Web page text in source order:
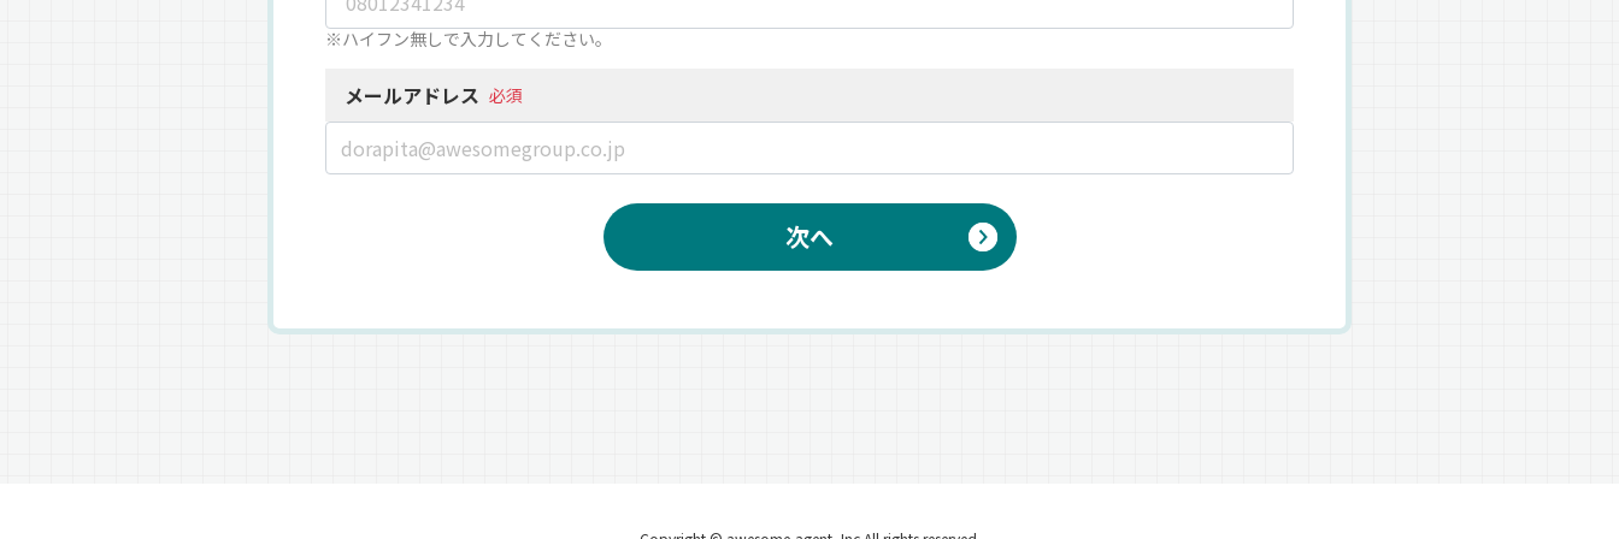
※ハイフン無しで入力してください。
メールアドレス 必須
次へ